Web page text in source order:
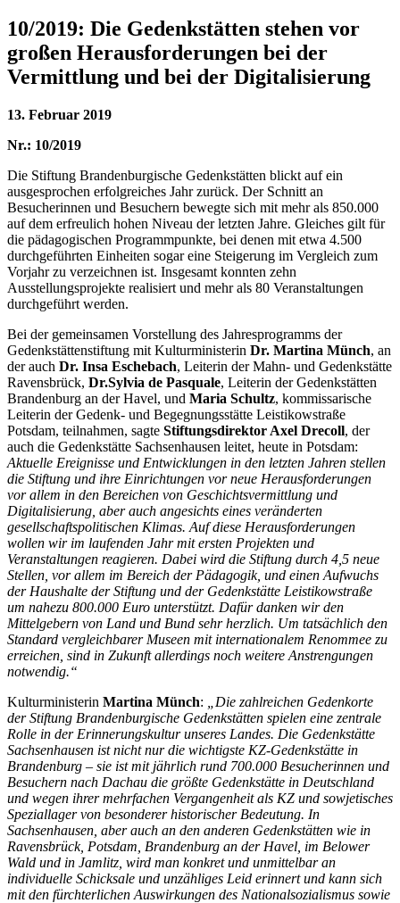
10/2019: Die Gedenkstätten stehen vor
großen Herausforderungen bei der
Vermittlung und bei der Digitalisierung
13. Februar 2019
Nr.: 10/2019
Die Stiftung Brandenburgische Gedenkstätten blickt auf ein
ausgesprochen erfolgreiches Jahr zurück. Der Schnitt an
Besucherinnen und Besuchern bewegte sich mit mehr als 850.000
auf dem erfreulich hohen Niveau der letzten Jahre. Gleiches gilt für
die pädagogischen Programmpunkte, bei denen mit etwa 4.500
durchgeführten Einheiten sogar eine Steigerung im Vergleich zum
Vorjahr zu verzeichnen ist. Insgesamt konnten zehn
Ausstellungsprojekte realisiert und mehr als 80 Veranstaltungen
durchgeführt werden.
Bei der gemeinsamen Vorstellung des Jahresprogramms der
Gedenkstättenstiftung mit Kulturministerin Dr. Martina Münch, an
der auch Dr. Insa Eschebach, Leiterin der Mahn- und Gedenkstätte
Ravensbrück, Dr.Sylvia de Pasquale, Leiterin der Gedenkstätten
Brandenburg an der Havel, und Maria Schultz, kommissarische
Leiterin der Gedenk- und Begegnungsstätte Leistikowstraße
Potsdam, teilnahmen, sagte Stiftungsdirektor Axel Drecoll, der
auch die Gedenkstätte Sachsenhausen leitet, heute in Potsdam:
Aktuelle Ereignisse und Entwicklungen in den letzten Jahren stellen
die Stiftung und ihre Einrichtungen vor neue Herausforderungen
vor allem in den Bereichen von Geschichtsvermittlung und
Digitalisierung, aber auch angesichts eines veränderten
gesellschaftspolitischen Klimas. Auf diese Herausforderungen
wollen wir im laufenden Jahr mit ersten Projekten und
Veranstaltungen reagieren. Dabei wird die Stiftung durch 4,5 neue
Stellen, vor allem im Bereich der Pädagogik, und einen Aufwuchs
der Haushalte der Stiftung und der Gedenkstätte Leistikowstraße
um nahezu 800.000 Euro unterstützt. Dafür danken wir den
Mittelgebern von Land und Bund sehr herzlich. Um tatsächlich den
Standard vergleichbarer Museen mit internationalem Renommee zu
erreichen, sind in Zukunft allerdings noch weitere Anstrengungen
notwendig.“
Kulturministerin Martina Münch:
„Die zahlreichen Gedenkorte
der Stiftung Brandenburgische Gedenkstätten spielen eine zentrale
Rolle in der Erinnerungskultur unseres Landes. Die Gedenkstätte
Sachsenhausen ist nicht nur die wichtigste KZ-Gedenkstätte in
Brandenburg – sie ist mit jährlich rund 700.000 Besucherinnen und
Besuchern nach Dachau die größte Gedenkstätte in Deutschland
und wegen ihrer mehrfachen Vergangenheit als KZ und sowjetisches
Speziallager von besonderer historischer Bedeutung. In
Sachsenhausen, aber auch an den anderen Gedenkstätten wie in
Ravensbrück, Potsdam, Brandenburg an der Havel, im Belower
Wald und in Jamlitz, wird man konkret und unmittelbar an
individuelle Schicksale und unzähliges Leid erinnert und kann sich
mit den fürchterlichen Auswirkungen des Nationalsozialismus sowie